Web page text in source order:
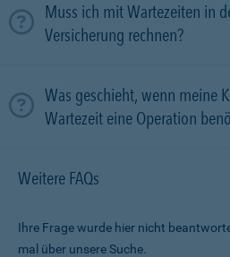
Muss ich mit Wartezeiten in
Versicherung rechnen?
Was geschieht, wenn meine
Wartezeit eine Operation
Weitere FAQs
Ihre Frage wurde hier nicht
mal über unsere Suche.